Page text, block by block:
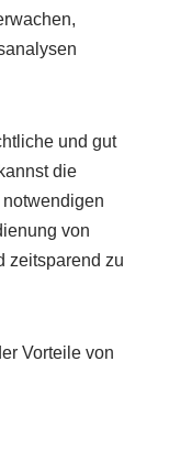
und gut
die
von
zeitsparend zu
Vorteile von